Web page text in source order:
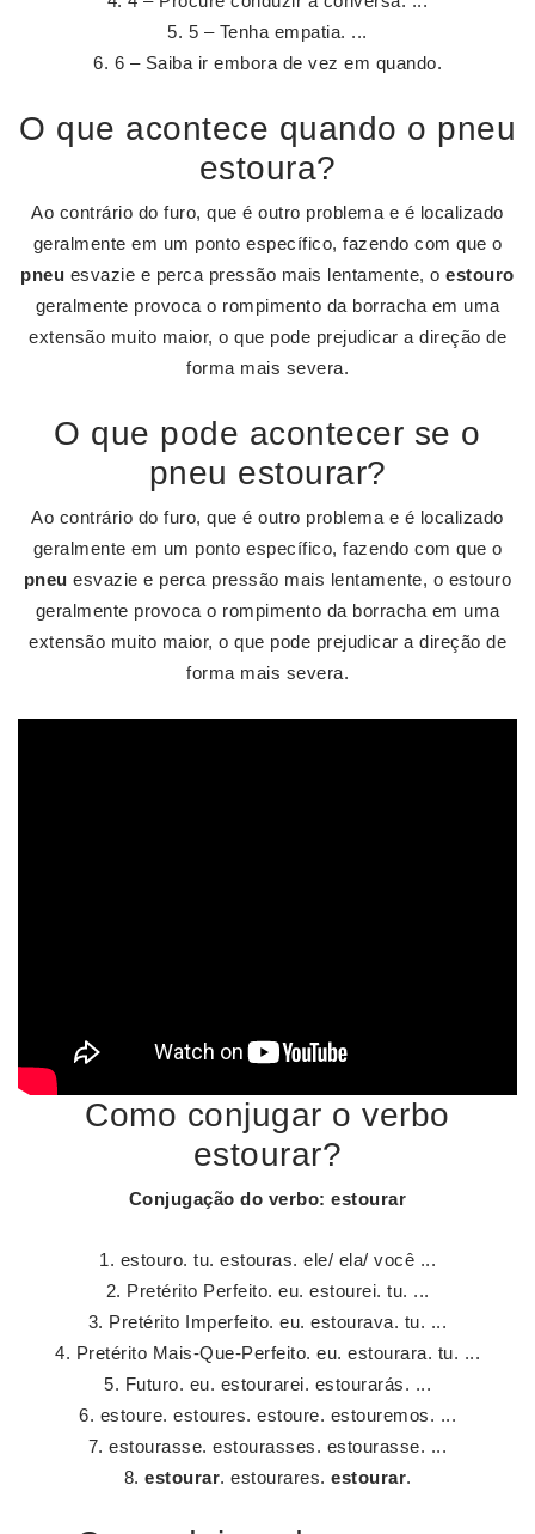
5 – Tenha empatia. ...
6 – Saiba ir embora de vez em quando.
O que acontece quando o pneu
estoura?
Ao contrário do furo, que é outro problema e é localizado
geralmente em um ponto específico, fazendo com que o
pneu esvazie e perca pressão mais lentamente, oestouro
geralmente provoca o rompimento da borracha em uma
extensão muito maior, o que pode prejudicar a direção de
forma mais severa.
O que pode acontecer se o
pneu estourar?
Ao contrário do furo, que é outro problema e é localizado
geralmente em um ponto específico, fazendo com que o
pneu esvazie e perca pressão mais lentamente, o estouro
geralmente provoca o rompimento da borracha em uma
extensão muito maior, o que pode prejudicar a direção de
forma mais severa.
Como conjugar o verbo
estourar?
Conjugação do verbo:estourar
estouro. tu. estouras. ele/ ela/ você ...
Pretérito Perfeito. eu. estourei. tu. ...
Pretérito Imperfeito. eu. estourava. tu. ...
Pretérito Mais-Que-Perfeito. eu. estourara. tu. ...
Futuro. eu. estourarei. estourarás. ...
estoure. estoures. estoure. estouremos. ...
estourasse. estourasses. estourasse. ...
estourar. estourares. estourar.